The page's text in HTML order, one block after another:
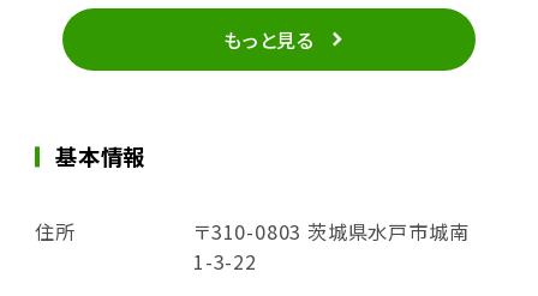
もっと見る
基本情報
住所
〒310-0803 茨城県水戸市城南
1-3-22